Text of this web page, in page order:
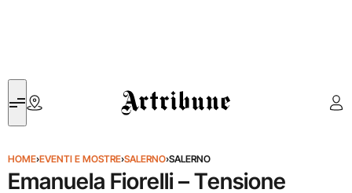
Artribune
HOME›EVENTI E MOSTRE›SALERNO›SALERNO
Emanuela Fiorelli – Tensione